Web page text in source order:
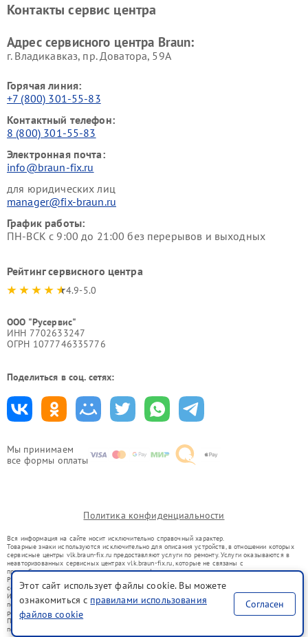
Мы принимаем
все формы оплаты
Контакты сервис центра
Адрес сервисного центра Braun:
г. Владикавказ, пр. Доватора, 59А
Горячая линия:
+7 (800) 301-55-83
Контактный телефон:
8 (800) 301-55-83
Электронная почта:
info@braun-fix.ru
для юридических лиц
manager@fix-braun.ru
График работы:
ПН-ВСК с 9:00 до 21:00 без перерывов и выходных
Рейтинг сервисного центра
4.9-5.0
ООО "Русервис"
ИНН 7702633247
ОГРН 1077746335776
Поделиться в соц. сетях:
Политика конфиденциальности
Вся информация на сайте носит исключительно справочный характер.
Товарные знаки используются исключительно для описания устройств, в отношении которых
сервисные центры vlk.braun-fix.ru предоставляют услуги по ремонту. Услуги оказываются в
неавторизованных сервисных центрах vlk.braun-fix.ru, которые не связаны с
правообладателями товарных знаков или их официальными представителями.
Ремонт осуществляется для устройств, уже введенных в гражданский оборот в соответствии
со статьей 1487 ГК РФ.
Использование товарных знаков не преследует цели индивидуализации услуг или введения
потребителей в заблуждение, а служит для информирования о предоставляемых услугах по
ремонту техники указанных брендов.
Представленная на сайте информация не является публичной офертой, определяемой
положениями Статьи 437(2) Гражданского кодекса РФ
Этот сайт использует файлы cookie. Вы можете
ознакомиться с правилами использования
файлов cookie
Согласен